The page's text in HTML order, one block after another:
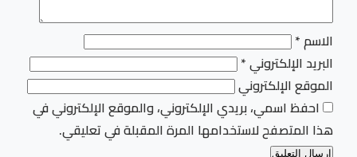
الاسم*
البريد الإلكتروني*
الموقع الإلكتروني
احفظ اسمي، بريدي الإلكتروني، والموقع الإلكتروني في
هذا المتصفح لاستخدامها المرة المقبلة في تعليقي.